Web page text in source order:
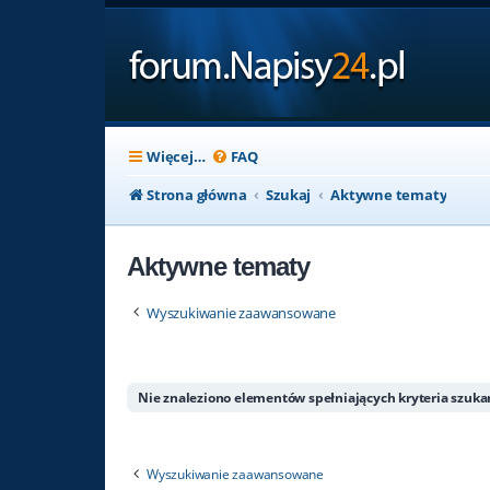
Więcej…
FAQ
Strona główna
Szukaj Aktywne tematy
Aktywne tematy
Wyszukiwanie zaawansowane
Nie znaleziono elementów spełniających kryteria
Wyszukiwanie zaawansowane